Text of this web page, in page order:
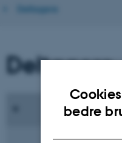
Deltagere
Deltagere
bedre